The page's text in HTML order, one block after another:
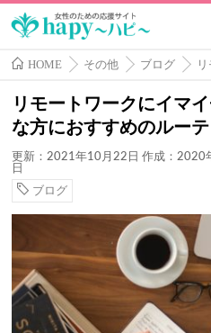
HOME その他 ブログ
リモートワークにイマ
な方におすすめのルー
更新：2021年10月22日 作成：2020
日
ブログ